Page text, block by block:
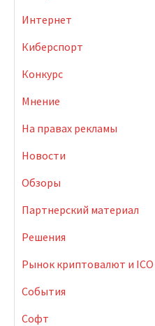
Интернет
Киберспорт
Конкурс
Мнение
На правах рекламы
Новости
Обзоры
Партнерский материал
Решения
Рынок криптовалют и ICO
События
Софт